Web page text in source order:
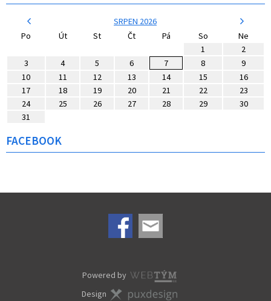
SRPEN 2026
Po
Út St Čt Pá So
Ne
1
2
3
4 5 6 7 8
9
10
11 12 13 14 15
16
17
18 19 20 21 22
23
24
25 26 27 28 29
30
31
FACEBOOK
Powered by
Design